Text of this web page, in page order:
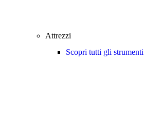
Attrezzi
Scopri tutti gli strumenti